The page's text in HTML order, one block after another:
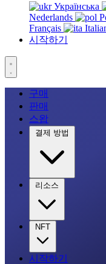
Українська
Nederlands
Français
시작하기
구매
판매
스왑
결제 방법
리소스
NFT
시작하기